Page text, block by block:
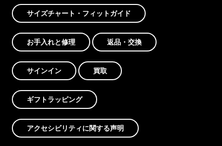
サイズチャート・フィットガイド
お手入れと修理 返品・交換
サインイン 買取
ギフトラッピング
アクセシビリティに関する声明